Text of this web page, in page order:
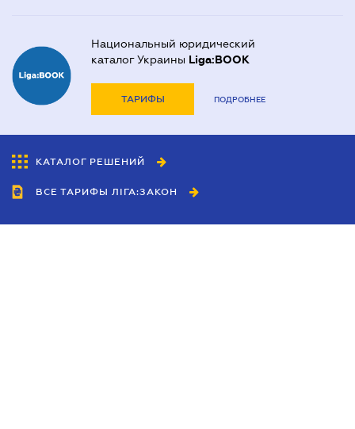
Национальный юридический
каталог Украины Liga:BOOK
ТАРИФЫ ПОДРОБНЕЕ
КАТАЛОГ РЕШЕНИЙ
ВСЕ ТАРИФЫ ЛІГА:ЗАКОН